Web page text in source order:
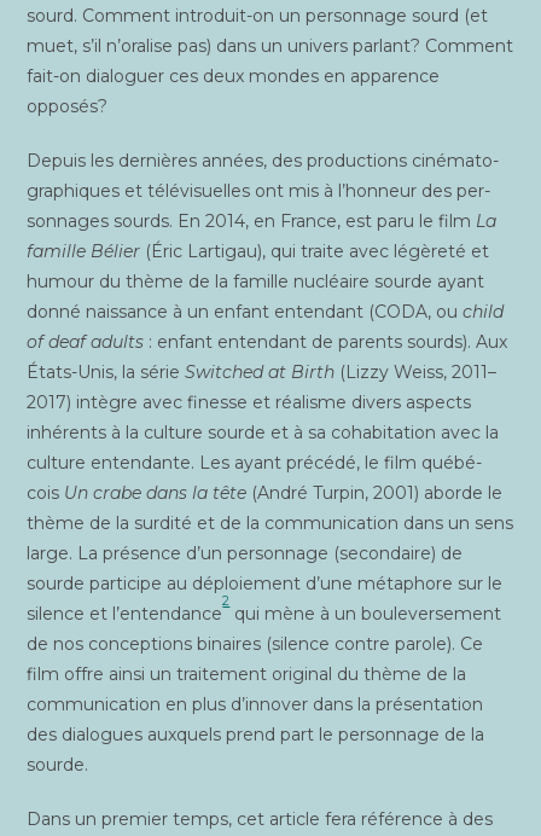
sourd. Com­ment intro­duit-on un per­son­nage sourd (et
muet, s’il n’oralise pas) dans un uni­vers par­lant? Com­ment
fait-on dia­lo­guer ces deux mondes en appa­rence
opposés?
Depuis les der­nières années, des pro­duc­tions ciné­ma­to­
gra­phiques et télé­vi­suelles ont mis à l’honneur des per­
son­nages sourds. En 2014, en France, est paru le film La
famille Bélier (Éric Lar­ti­gau), qui traite avec légè­re­té et
humour du thème de la famille nucléaire sourde ayant
don­né nais­sance à un enfant enten­dant (CODA, ouchild
of deaf adults : enfant enten­dant de parents sourds). Aux
États-Unis, la sérieSwit­ched at Birth (Liz­zy Weiss, 2011–
2017) intègre avec finesse et réa­lisme divers aspects
inhé­rents à la culture sourde et à sa coha­bi­ta­tion avec la
culture enten­dante. Les ayant pré­cé­dé, le film qué­bé­
cois Un crabe dans la tête (André Tur­pin, 2001) aborde le
thème de la sur­di­té et de la com­mu­ni­ca­tion dans un sens
large. La pré­sence d’un per­son­nage (secon­daire) de
sourde par­ti­cipe au déploie­ment d’une méta­phore sur le
silence et l’entendance
2
qui mène à un bou­le­ver­se­ment
de nos concep­tions binaires (silence contre parole). Ce
film offre ain­si un trai­te­ment ori­gi­nal du thème de la
com­mu­ni­ca­tion en plus d’innover dans la pré­sen­ta­tion
des dia­logues aux­quels prend part le per­son­nage de la
sourde.
Dans un pre­mier temps, cet article fera réfé­rence à des